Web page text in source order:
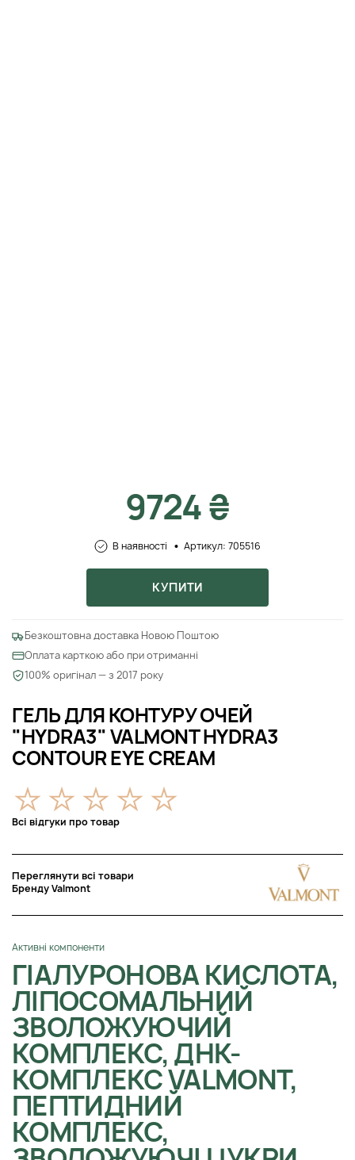
ГЕЛЬ ДЛЯ КОНТУРУ ОЧЕЙ
"HYDRA3" VALMONT HYDRA3
CONTOUR EYE CREAM
Всі відгуки про товар
Переглянути всі товари
Бренду Valmont
Активні компоненти
ГІАЛУРОНОВА КИСЛОТА,
ЛІПОСОМАЛЬНИЙ
ЗВОЛОЖУЮЧИЙ
КОМПЛЕКС, ДНК-
КОМПЛЕКС VALMONT,
ПЕПТИДНИЙ
КОМПЛЕКС,
9724 ₴
В наявності Артикул: 705516
КУПИТИ
Безкоштовна доставка Новою Поштою
Оплата карткою або при отриманні
100% оригінал — з 2017 року